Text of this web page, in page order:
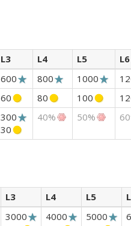
L3 L4 L5
L6
600 800 1000
60 80 100
300
30
40% 50%
L3 L4 L5
3000
4000
5000